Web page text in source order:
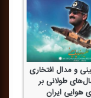
و مدال افتخاری
طولانی بر
هوایی ایران